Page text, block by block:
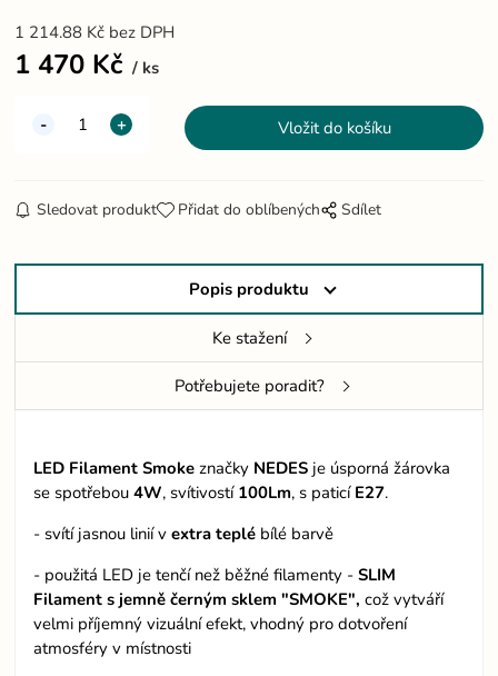
1 214.88 Kč bez DPH
1 470 Kč ks
Sledovat produkt Přidat do oblíbených Sdílet
Popis produktu
Ke stažení
Potřebujete poradit?
LED Filament Smoke značky NEDES je úsporná žárovka
se spotřebou4W, svítivostí100Lm, s paticí E27.
- svítí jasnou linií v extra teplé bílé barvě
- použitá LED je tenčí než běžné filamenty -SLIM
Filament s jemně černým sklem "SMOKE", což vytváří
velmi příjemný vizuální efekt, vhodný pro dotvoření
atmosféry v místnosti